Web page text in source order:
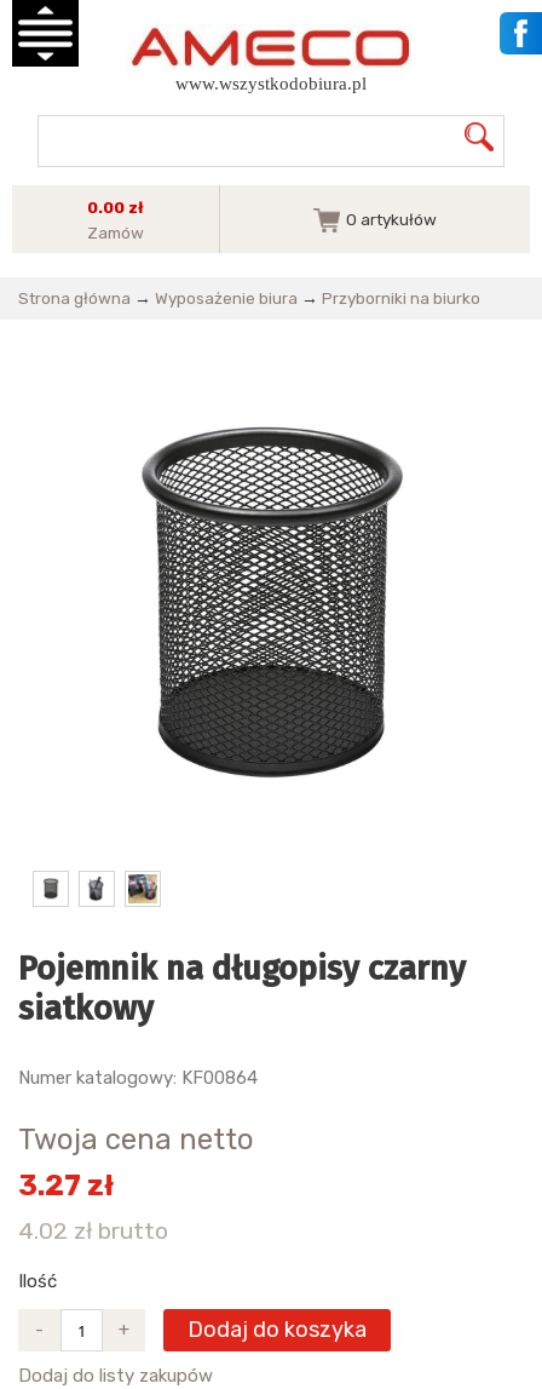
www.wszystkodobiura.pl
0.00 zł
Zamów
0 artykułów
Strona główna → Wyposażenie biura → Przyborniki na biurko
Pojemnik na długopisy czarny
siatkowy
Numer katalogowy: KF00864
Twoja cena netto
3.27 zł
4.02 zł brutto
Ilość
- + Dodaj do koszyka
Dodaj do listy zakupów